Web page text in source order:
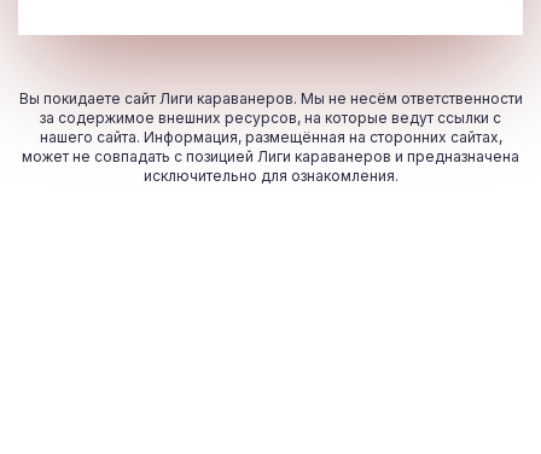
Вы покидаете сайт Лиги караванеров. Мы не несём ответственности
за содержимое внешних ресурсов, на которые ведут ссылки с
нашего сайта. Информация, размещённая на сторонних сайтах,
может не совпадать с позицией Лиги караванеров и предназначена
исключительно для ознакомления.